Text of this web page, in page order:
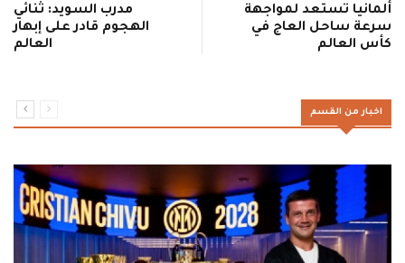
ألمانيا تستعد لمواجهة
سرعة ساحل العاج في
كأس العالم
مدرب السويد: ثنائي
الهجوم قادر على إبهار
العالم
اخبار من القسم